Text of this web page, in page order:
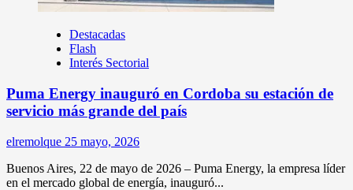
Destacadas
Flash
Interés Sectorial
Puma Energy inauguró en Cordoba su estación de
servicio más grande del país
elremolque 25 mayo, 2026
Buenos Aires, 22 de mayo de 2026 – Puma Energy, la empresa líder
en el mercado global de energía, inauguró...